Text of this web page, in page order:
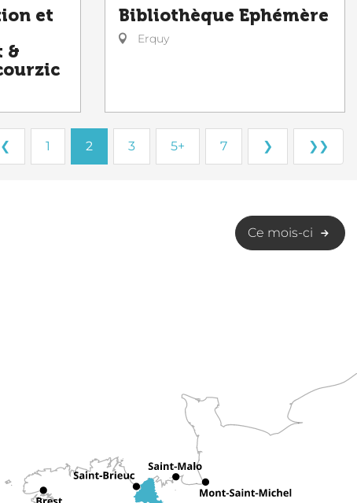
et
&
Bibliothèque Ephémère‍
Erquy
❮ 1 2 3 5+ 7 ❯ ❯❯
Ce mois-ci